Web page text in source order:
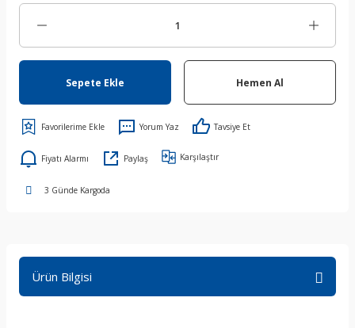
Sepete Ekle Hemen Al
Yorum Yaz Tavsiye Et
Fiyatı Alarmı Paylaş Karşılaştır
3 Günde Kargoda
Ürün Bilgisi